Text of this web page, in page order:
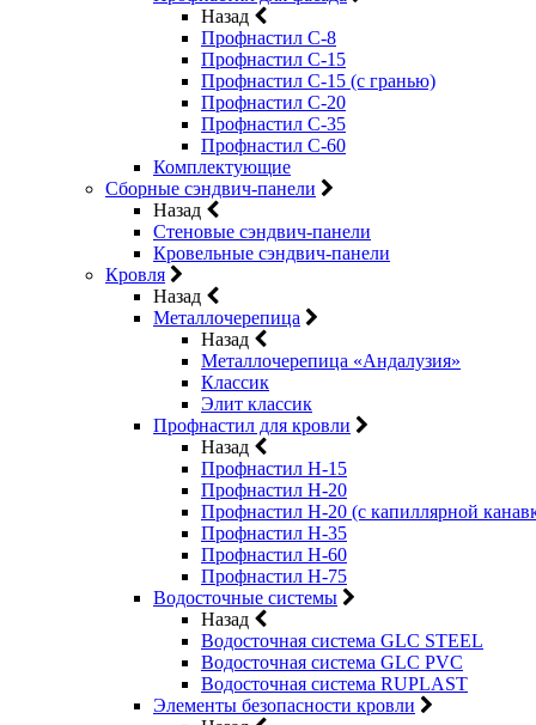
Назад
Профнастил С-8
Профнастил С-15
Профнастил С-15 (с гранью)
Профнастил С-20
Профнастил С-35
Профнастил С-60
Комплектующие
Сборные сэндвич-панели
Назад
Стеновые сэндвич-панели
Кровельные сэндвич-панели
Кровля
Назад
Металлочерепица
Назад
Металлочерепица «Андалузия»
Классик
Элит классик
Профнастил для кровли
Назад
Профнастил Н-15
Профнастил Н-20
Профнастил Н-20 (с капиллярной
Профнастил Н-35
Профнастил Н-60
Профнастил Н-75
Водосточные системы
Назад
Водосточная система GLC STEEL
Водосточная система GLC PVC
Водосточная система RUPLAST
Элементы безопасности кровли